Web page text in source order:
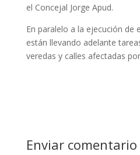
el Concejal Jorge Apud.
En paralelo a la ejecución de
están llevando adelante
veredas y calles afectadas
Enviar comentario